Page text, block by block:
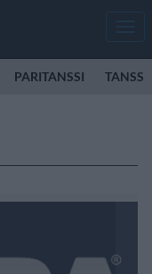
PARITANSSI TANSSI